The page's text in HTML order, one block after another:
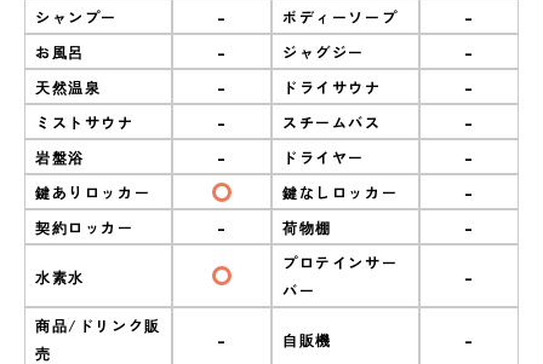
シャンプー
- ボディーソープ -
お風呂 - ジャグジー -
天然温泉 - ドライサウナ -
ミストサウナ - スチームバス -
岩盤浴 - ドライヤー -
鍵ありロッカー 鍵なしロッカー -
契約ロッカー - 荷物棚 -
水素水
プロテインサー
バー
-
商品/ドリンク販
売
- 自販機 -